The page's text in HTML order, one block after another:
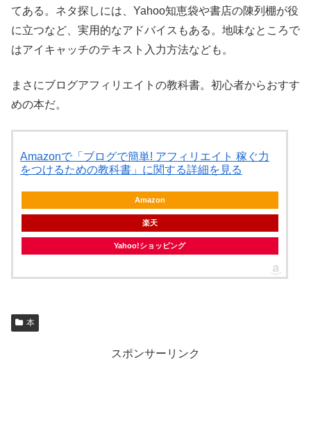
てある。ネタ探しには、Yahoo知恵袋や書店の陳列棚が役
に立つなど、実用的なアドバイスもある。地味なところで
はアイキャッチのテキスト入力方法なども。
まさにブログアフィリエイトの教科書。初心者からおすす
めの本だ。
Amazonで「ブログで簡単! アフィリエイト 稼ぐ力
をつけるための教科書」に関する詳細を見る
Amazon
楽天
Yahoo!ショッピング
本
スポンサーリンク